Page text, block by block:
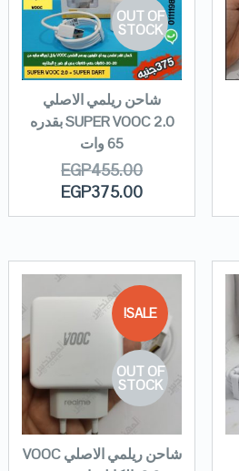
OUT OF
STOCK
شاحن ريلمي الاصلي
SUPER VOOC 2.0 بقدره
65 وات
EGP455.00
EGP375.00
SALE!
OUT OF
STOCK
شاحن ريلمي الاصلي VOOC